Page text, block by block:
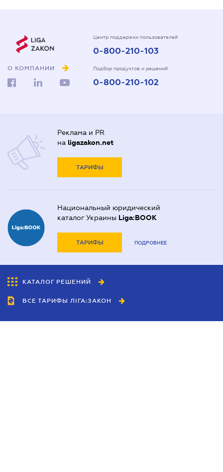
О КОМПАНИИ
Центр поддержки пользователей
0-800-210-103
Подбор продуктов и решений
0-800-210-102
Реклама и PR
на ligazakon.net
ТАРИФЫ
Национальный юридический
каталог Украины Liga:BOOK
ТАРИФЫ ПОДРОБНЕЕ
КАТАЛОГ РЕШЕНИЙ
ВСЕ ТАРИФЫ ЛІГА:ЗАКОН